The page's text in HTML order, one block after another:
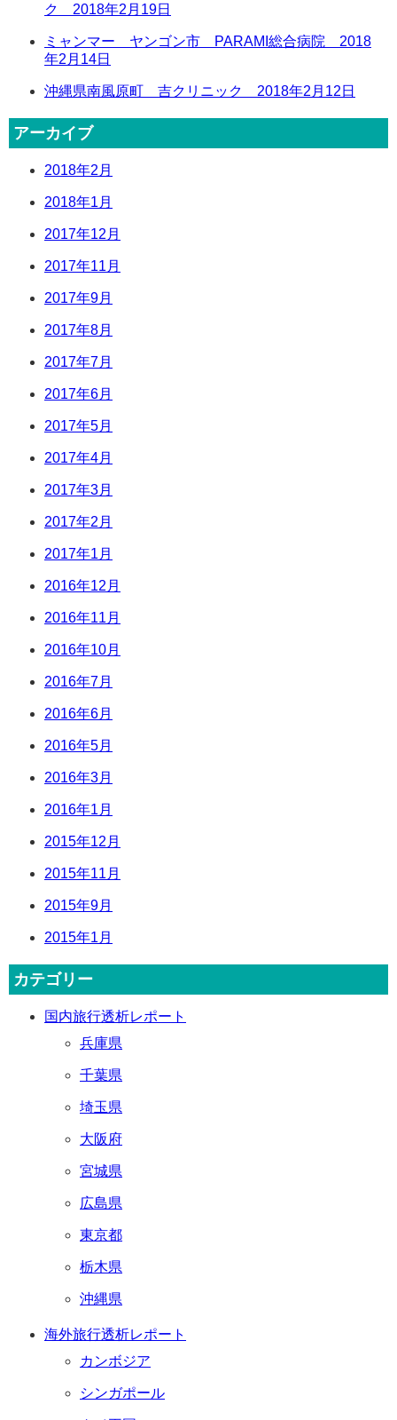
ク 2018年2月19日
ミャンマー ヤンゴン市 PARAMI総合病院 2018
年2月14日
沖縄県南風原町 吉クリニック 2018年2月12日
アーカイブ
2018年2月
2018年1月
2017年12月
2017年11月
2017年9月
2017年8月
2017年7月
2017年6月
2017年5月
2017年4月
2017年3月
2017年2月
2017年1月
2016年12月
2016年11月
2016年10月
2016年7月
2016年6月
2016年5月
2016年3月
2016年1月
2015年12月
2015年11月
2015年9月
2015年1月
カテゴリー
国内旅行透析レポート
兵庫県
千葉県
埼玉県
大阪府
宮城県
広島県
東京都
栃木県
沖縄県
海外旅行透析レポート
カンボジア
シンガポール